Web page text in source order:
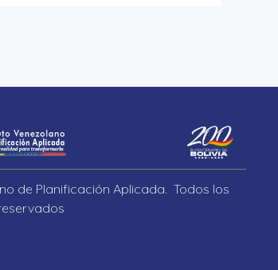
de Planificación Aplicada. Todos los